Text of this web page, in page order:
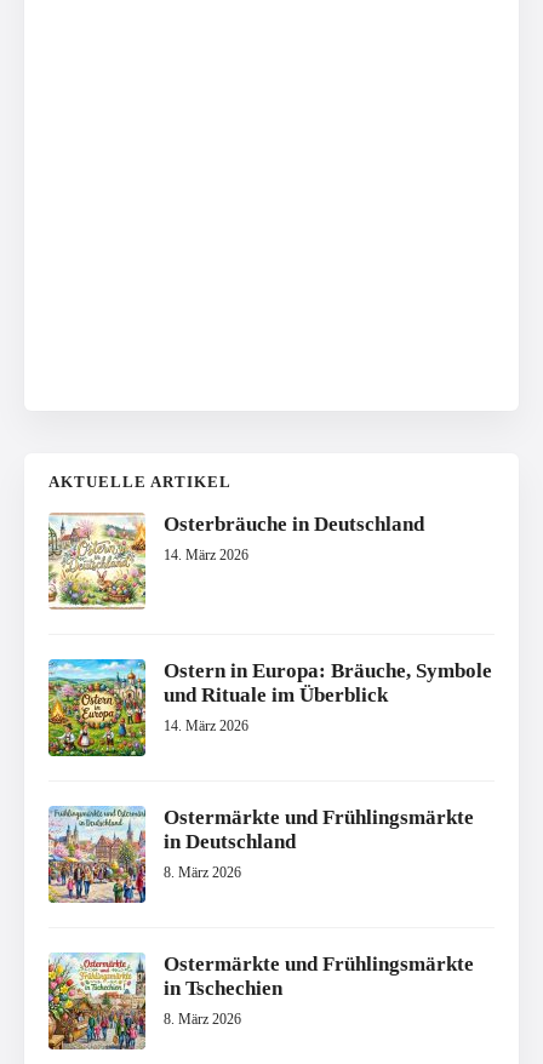
AKTUELLE ARTIKEL
Osterbräuche in Deutschland
14. März 2026
Ostern in Europa: Bräuche, Symbole
und Rituale im Überblick
14. März 2026
Ostermärkte und Frühlingsmärkte
in Deutschland
8. März 2026
Ostermärkte und Frühlingsmärkte
in Tschechien
8. März 2026